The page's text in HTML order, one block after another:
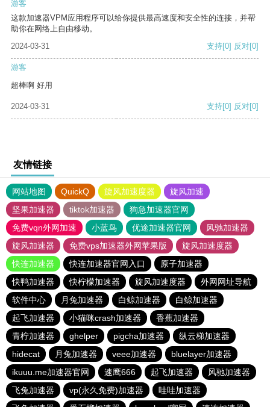
游客
这款加速器VPM应用程序可以给你提供最高速度和安全性的连接，并帮
助你在网络上自由移动。
2024-03-31
支持[0] 反对[0]
游客
超棒啊 好用
2024-03-31 支持[0] 反对[0]
友情链接
网站地图 QuickQ 旋风加速度器
旋风加速
坚果加速器
tiktok加速器
狗急加速器官网
免费vqn外网加速
小蓝鸟 优途加速器官网
风驰加速器
旋风加速器
免费vps加速器外网苹果版
旋风加速度器
快连加速器
快连加速器官网入口
原子加速器
快鸭加速器
快柠檬加速器 旋风加速度器
外网网址导航
软件中心
月兔加速器 白鲸加速器
白鲸加速器
起飞加速器
小猫咪crash加速器
香蕉加速器
青柠加速器
ghelper pigcha加速器
纵云梯加速器
hidecat
月兔加速器 veee加速器
bluelayer加速器
ikuuu.me加速器官网
速鹰666 起飞加速器
风驰加速器
飞兔加速器
vp(永久免费)加速器
哇哇加速器